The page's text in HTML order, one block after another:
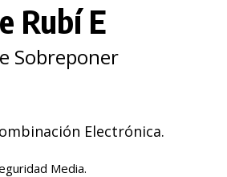
Rubí E
Sobreponer
Electrónica.
Media.